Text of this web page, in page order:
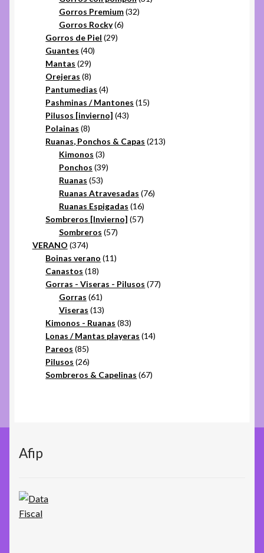
Gorros Premium 3232
Gorros Rocky 66
Gorros de Piel 2929
Guantes 4040
Mantas 2929
productos
Orejeras 88
productos
Pantumedias 44
productos
Pashminas / Mantones 1515
Pilusos [invierno] 4343
Polainas 88
productos
Ruanas, Ponchos & Capas 213213
Kimonos 33
productos
Ponchos 3939
Ruanas 5353
productos
Ruanas Atravesadas 7676
Ruanas Espigadas 1616
productos
Sombreros [Invierno] 5757
Sombreros 5757
VERANO 374374
productos
Boinas verano 1111
Canastos 1818
productos
Gorras - Viseras - Pilusos 7777
Gorras 6161
productos
Viseras 1313
productos
Kimonos - Ruanas 8383
productos
Lonas / Mantas playeras 1414
Pareos 8585
productos
Pilusos 2626
productos
Sombreros & Capelinas 6767
Afip